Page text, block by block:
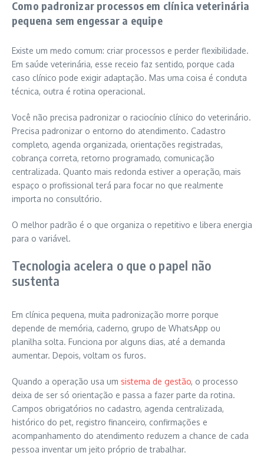
Como padronizar processos em clínica veterinária
pequena sem engessar a equipe
Existe um medo comum: criar processos e perder flexibilidade.
Em saúde veterinária, esse receio faz sentido, porque cada
caso clínico pode exigir adaptação. Mas uma coisa é conduta
técnica, outra é rotina operacional.
Você não precisa padronizar o raciocínio clínico do veterinário.
Precisa padronizar o entorno do atendimento. Cadastro
completo, agenda organizada, orientações registradas,
cobrança correta, retorno programado, comunicação
centralizada. Quanto mais redonda estiver a operação, mais
espaço o profissional terá para focar no que realmente
importa no consultório.
O melhor padrão é o que organiza o repetitivo e libera energia
para o variável.
Tecnologia acelera o que o papel não
sustenta
Em clínica pequena, muita padronização morre porque
depende de memória, caderno, grupo de WhatsApp ou
planilha solta. Funciona por alguns dias, até a demanda
aumentar. Depois, voltam os furos.
Quando a operação usa um sistema de gestão, o processo
deixa de ser só orientação e passa a fazer parte da rotina.
Campos obrigatórios no cadastro, agenda centralizada,
histórico do pet, registro financeiro, confirmações e
acompanhamento do atendimento reduzem a chance de cada
pessoa inventar um jeito próprio de trabalhar.